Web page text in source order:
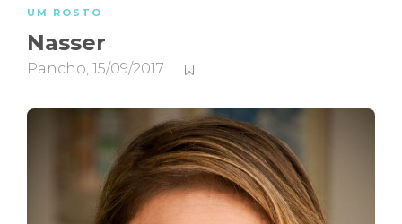
UM ROSTO
Nasser
Pancho, 15/09/2017